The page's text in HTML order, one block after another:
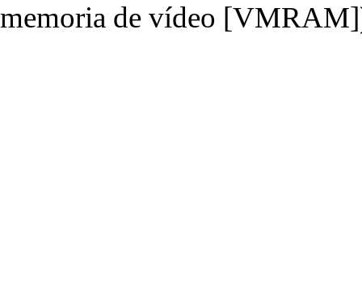
memoria de vídeo